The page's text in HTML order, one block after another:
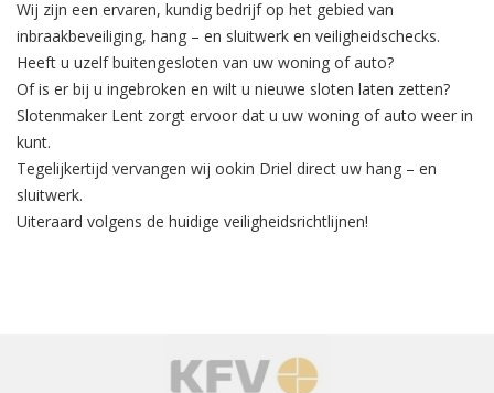
Wij zijn een ervaren, kundig bedrijf op het gebied van
inbraakbeveiliging, hang – en sluitwerk en veiligheidschecks.
Heeft u uzelf buitengesloten van uw woning of auto?
Of is er bij u ingebroken en wilt u nieuwe sloten laten zetten?
Slotenmaker Lent zorgt ervoor dat u uw woning of auto weer in
kunt.
Tegelijkertijd vervangen wij ookin Driel direct uw hang – en
sluitwerk.
Uiteraard volgens de huidige veiligheidsrichtlijnen!